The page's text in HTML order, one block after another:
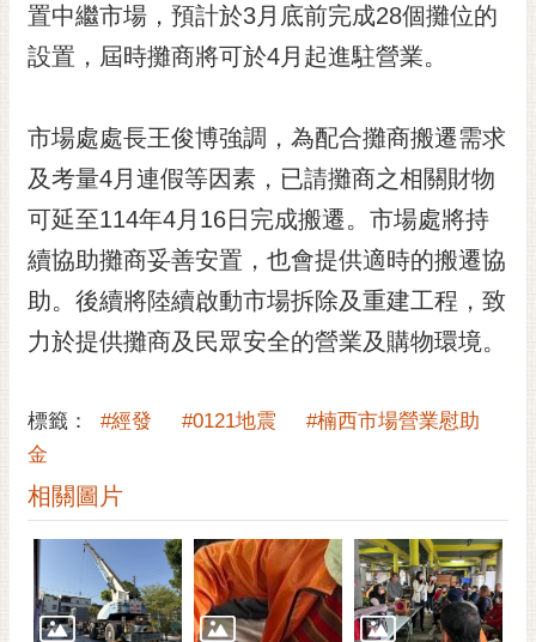
訂
閱
電
報
市
民
信
箱
English
日
語
隱
私
權
及
安
全
政
置中繼市場，預計於3月底前完成28個攤位的
設置，屆時攤商將可於4月起進駐營業。
市場處處長王俊博強調，為配合攤商搬遷需求
及考量4月連假等因素，已請攤商之相關財物
可延至114年4月16日完成搬遷。市場處將持
續協助攤商妥善安置，也會提供適時的搬遷協
助。後續將陸續啟動市場拆除及重建工程，致
力於提供攤商及民眾安全的營業及購物環境。
標籤： #經發 #0121地震
#楠西市場營業慰助
金
相關圖片